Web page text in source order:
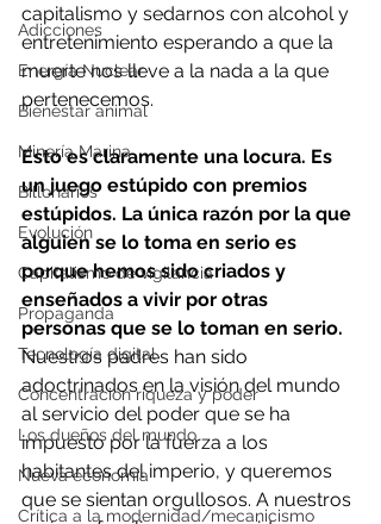
Adicciones
Energía Nuclear
Bienestar animal
Minería Marina
Billonarios
Evolución
Capitalismo de vigilancia
Propaganda
Tecnología digital
Concentración riqueza y poder
Los dueños del mundo
Nueva economía
Crítica a la modernidad/mecanicismo
capitalismo y sedarnos con alcohol y
entretenimiento esperando a que la
muerte nos lleve a la nada a la que
pertenecemos.
Esto es claramente una locura. Es
un juego estúpido con premios
estúpidos. La única razón por la que
alguien se lo toma en serio es
porque hemos sido criados y
enseñados a vivir por otras
personas que se lo toman en serio.
Nuestros padres han sido
adoctrinados en la visión del mundo
al servicio del poder que se ha
impuesto por la fuerza a los
habitantes del imperio, y queremos
que se sientan orgullosos. A nuestros